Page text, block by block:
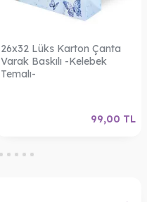
26x32 Lüks Karton Çanta
Varak Baskılı -Kelebek
Temalı-
99,00 TL